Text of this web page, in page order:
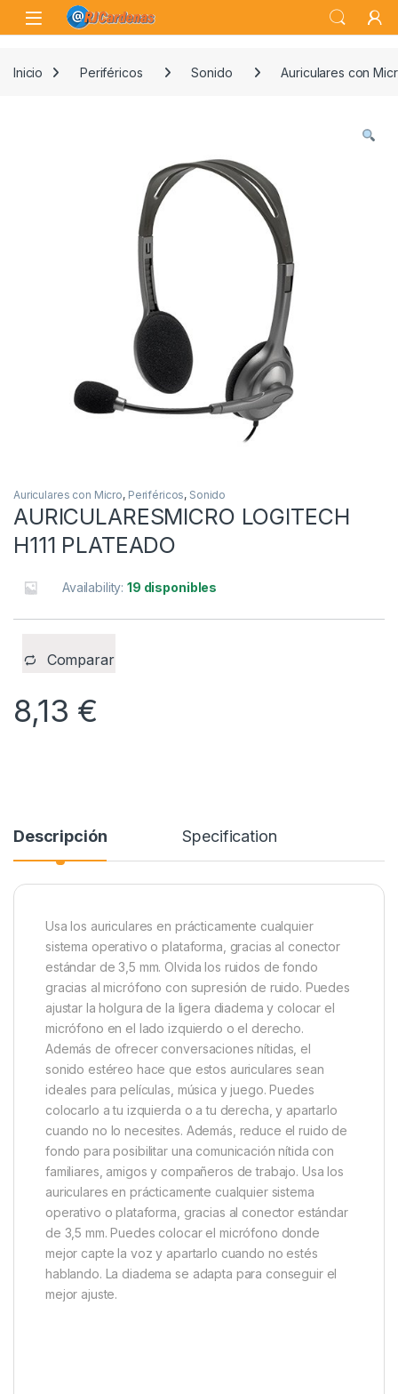
Skip to navigation
Skip to content
Open
Inicio Periféricos Sonido Auriculares con
Auriculares con Micro, Periféricos, Sonido
AURICULARESMICRO LOGITECH
H111 PLATEADO
Availability:19 disponibles
Comparar
8,13 €
Descripción Specification
Usa los auriculares en prácticamente cualquier
sistema operativo o plataforma, gracias al conector
estándar de 3,5 mm. Olvida los ruidos de fondo
gracias al micrófono con supresión de ruido. Puedes
ajustar la holgura de la ligera diadema y colocar el
micrófono en el lado izquierdo o el derecho.
Además de ofrecer conversaciones nítidas, el
sonido estéreo hace que estos auriculares sean
ideales para películas, música y juego. Puedes
colocarlo a tu izquierda o a tu derecha, y apartarlo
cuando no lo necesites. Además, reduce el ruido de
fondo para posibilitar una comunicación nítida con
familiares, amigos y compañeros de trabajo. Usa los
auriculares en prácticamente cualquier sistema
operativo o plataforma, gracias al conector estándar
de 3,5 mm. Puedes colocar el micrófono donde
mejor capte la voz y apartarlo cuando no estés
hablando. La diadema se adapta para conseguir el
mejor ajuste.